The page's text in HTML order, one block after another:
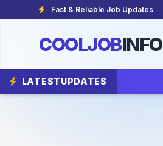
Fast & Reliable Job Updates
COOLJOBINFO
LATESTUPDATES